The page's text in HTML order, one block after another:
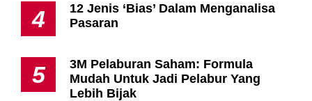
4
12 Jenis ‘Bias’ Dalam Menganalisa
Pasaran
5
3M Pelaburan Saham: Formula
Mudah Untuk Jadi Pelabur Yang
Lebih Bijak